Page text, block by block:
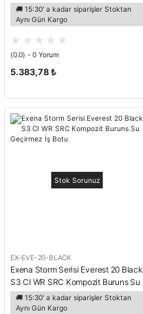
Kaynakçı İş Botu
🚚 15:30' a kadar siparişler Stoktan
Aynı Gün Kargo
(0.0) - 0 Yorum
5.383,78 ₺
Stok Sorunuz
EX-EVE-20-BLACK
Exena Storm Serisi Everest 20 Black
S3 CI WR SRC Kompozit Buruns Su
Geçirmez İş Botu
🚚 15:30' a kadar siparişler Stoktan
Aynı Gün Kargo